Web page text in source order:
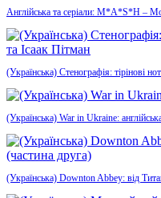
Англійська та серіали: M*A*S*H –
(Українська) Стенографія: тірінові
(Українська) War in Ukraine:
(Українська) Downton Abbey: від